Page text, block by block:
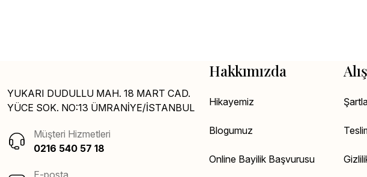
YUKARI DUDULLU MAH. 18 MART CAD.
YÜCE SOK. NO:13 ÜMRANİYE/İSTANBUL
Müşteri Hizmetleri
0216 540 57 18
E-posta
Hakkımızda
Hikayemiz
Blogumuz
Online Bayilik Başvurusu